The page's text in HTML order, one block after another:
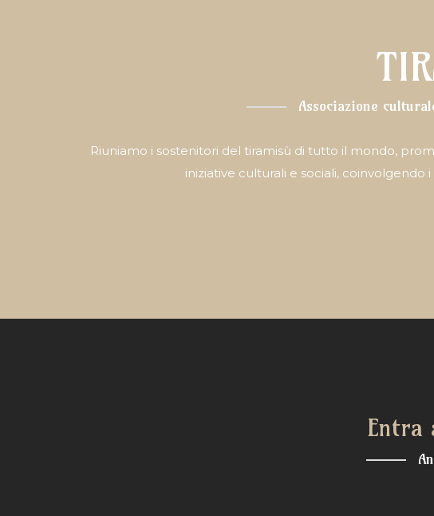
Associazione
Riuniamo i sostenitori del tiramisù di tutto il mondo,
iniziative culturali e sociali,
Entra